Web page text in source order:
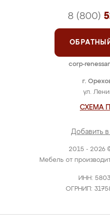
2015 - 2026
Мебель от
ИНН:
ОГРНИП:
г.
ул.
СХЕМА
Добавить
8 (800)
corp-